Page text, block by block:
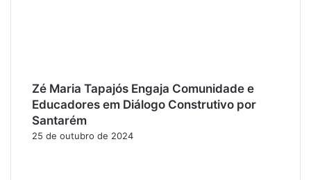
Zé Maria Tapajós Engaja Comunidade e
Educadores em Diálogo Construtivo por
Santarém
25 de outubro de 2024